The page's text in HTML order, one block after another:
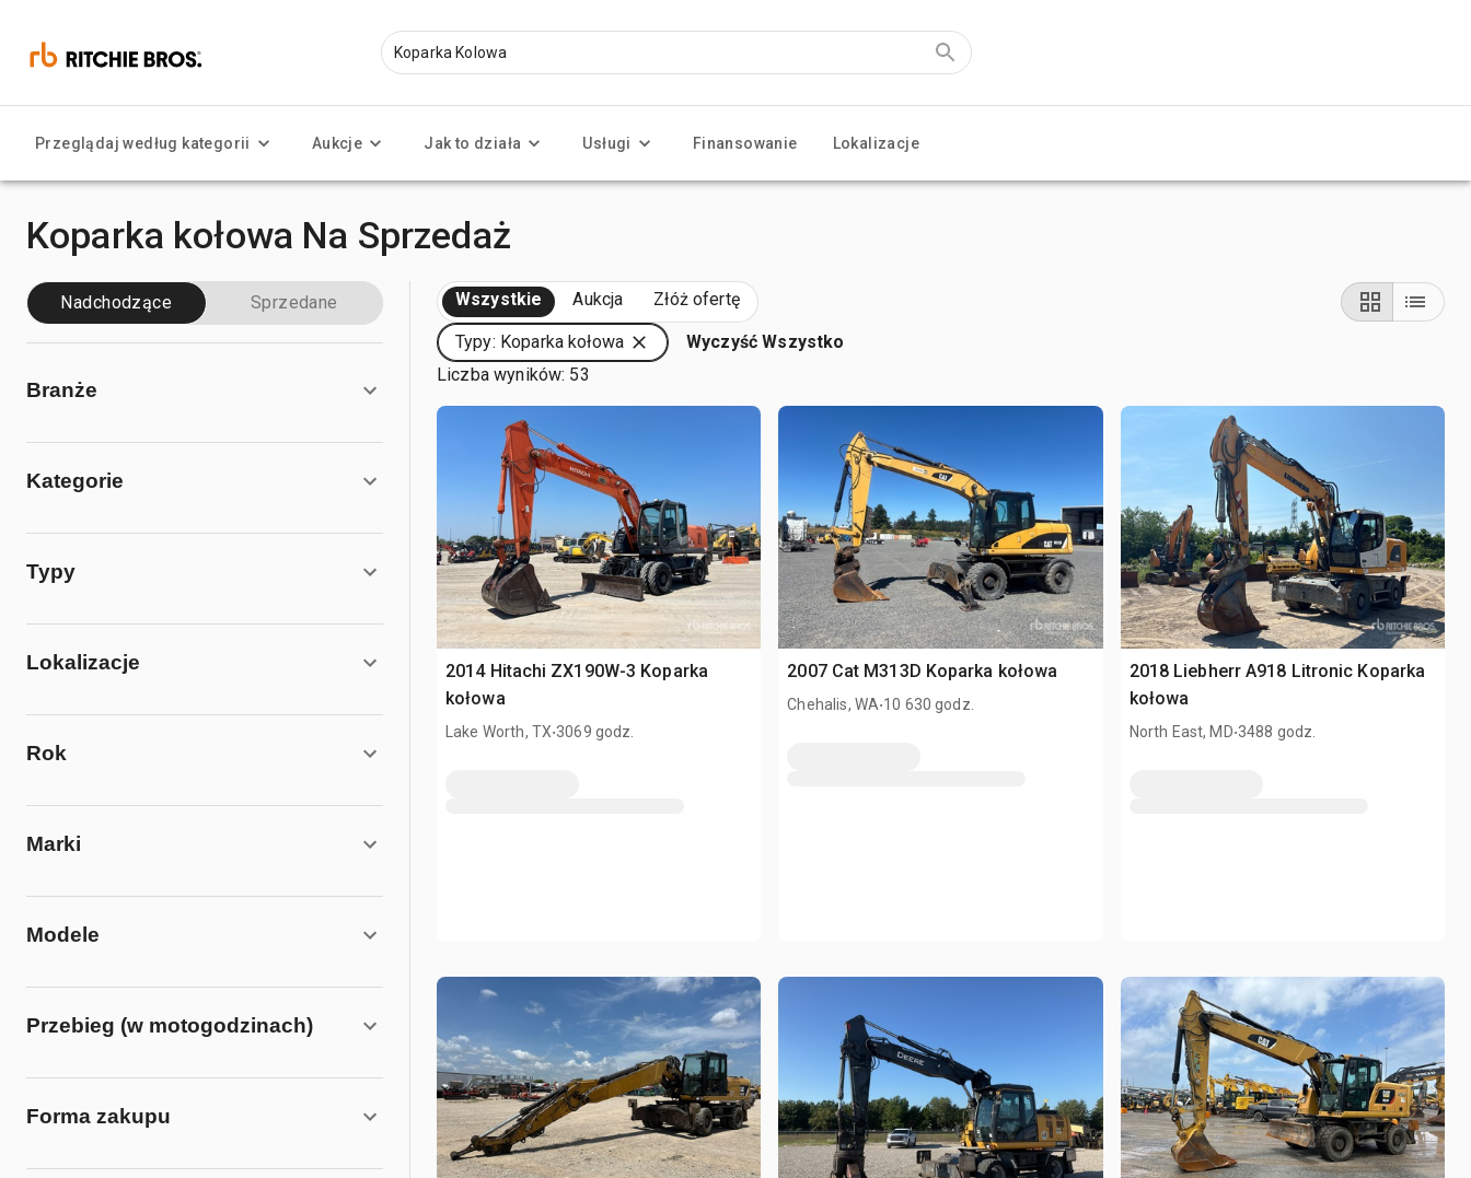
Przeglądaj według kategorii Aukcje Jak to działa Usługi Finansowanie Lokalizacje
Koparka kołowa Na Sprzedaż
Nadchodzące Sprzedane
Branże
Kategorie
Typy
Lokalizacje
Rok
Marki
Modele
Przebieg (w motogodzinach)
Forma zakupu
Wszystkie Aukcja Złóż ofertę
Typy: Koparka kołowa
Wyczyść Wszystko
Liczba wyników: 53
2014 Hitachi ZX190W-3 Koparka
kołowa
Lake Worth, TX.3069 godz.
2007 Cat M313D Koparka kołowa
Chehalis, WA.10 630 godz.
2018 Liebherr A918 Litronic Koparka
kołowa
North East, MD.3488 godz.